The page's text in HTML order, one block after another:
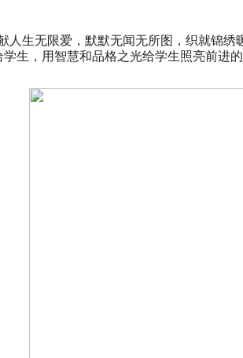
人生无限爱，默默无闻无所图，织就锦
生，用智慧和品格之光给学生照亮前进